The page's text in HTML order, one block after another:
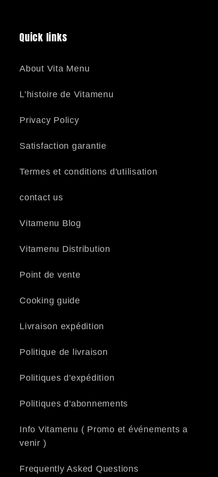
Quick links
About Vita Menu
L’histoire de Vitamenu
Privacy Policy
Satisfaction garantie
Termes et conditions d'utilisation
contact us
Vitamenu Blog
Vitamenu Distribution
Point de vente
Cooking guide
Livraison expédition
Politique de livraison
Politiques d'expédition
Politiques d'abonnements
Info Vitamenu ( Promo et événements a
venir )
Frequently Asked Questions